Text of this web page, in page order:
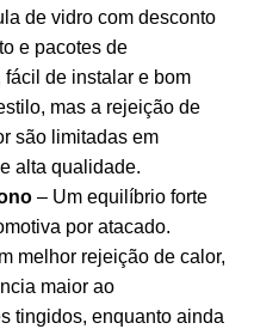
de vidro com desconto
e pacotes de
de instalar e bom
mas a rejeição de
são limitadas em
alta qualidade.
– Um equilíbrio forte
por atacado.
melhor rejeição de calor,
maior ao
tingidos, enquanto ainda